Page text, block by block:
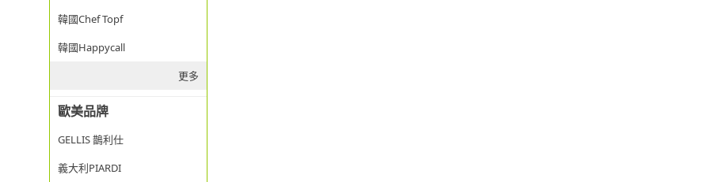
韓國Chef Topf
韓國Happycall
更多
歐美品牌
GELLIS 鵲利仕
義大利PIARDI